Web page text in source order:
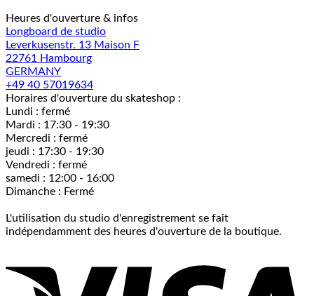
Heures d'ouverture & infos
Longboard de studio
Leverkusenstr. 13 Maison F
22761 Hambourg
GERMANY
+49 40 57019634
Horaires d'ouverture du skateshop :
Lundi : fermé
Mardi : 17:30 - 19:30
Mercredi : fermé
jeudi : 17:30 - 19:30
Vendredi : fermé
samedi : 12:00 - 16:00
Dimanche : Fermé
L'utilisation du studio d'enregistrement se fait
indépendamment des heures d'ouverture de la boutique.